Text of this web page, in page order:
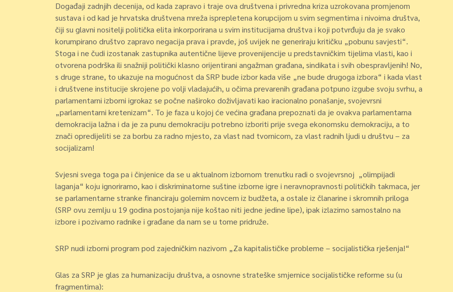
Događaji zadnjih decenija, od kada zapravo i traje ova društvena i privredna kriza uzrokovana promjenom
sustava i od kad je hrvatska društvena mreža isprepletena korupcijom u svim segmentima i nivoima društva,
čiji su glavni nositelji politička elita inkorporirana u svim institucijama društva i koji potvrđuju da je svako
korumpirano društvo zapravo negacija prava i pravde, još uvijek ne generiraju kritičku „pobunu savjesti“.
Stoga i ne čudi izostanak zastupnika autentične lijeve provenijencije u predstavničkim tijelima vlasti, kao i
otvorena podrška ili snažniji politički klasno orijentirani angažman građana, sindikata i svih obespravljenih! No,
s druge strane, to ukazuje na mogućnost da SRP bude izbor kada više „ne bude drugoga izbora“ i kada vlast
i društvene institucije skrojene po volji vladajućih, u očima prevarenih građana potpuno izgube svoju svrhu, a
parlamentarni izborni igrokaz se počne naširoko doživljavati kao iracionalno ponašanje, svojevrsni
„parlamentarni kretenizam“. To je faza u kojoj će većina građana prepoznati da je ovakva parlamentarna
demokracija lažna i da je za punu demokraciju potrebno izboriti prije svega ekonomsku demokraciju, a to
znači opredijeliti se za borbu za radno mjesto, za vlast nad tvornicom, za vlast radnih ljudi u društvu – za
socijalizam!
Svjesni svega toga pa i činjenice da se u aktualnom izbornom trenutku radi o svojevrsnoj „olimpijadi
laganja“ koju ignoriramo, kao i diskriminatorne suštine izborne igre i neravnopravnosti političkih takmaca, jer
se parlamentarne stranke financiraju golemim novcem iz budžeta, a ostale iz članarine i skromnih priloga
(SRP ovu zemlju u 19 godina postojanja nije koštao niti jedne jedine lipe), ipak izlazimo samostalno na
izbore i pozivamo radnike i građane da nam se u tome pridruže.
SRP nudi izborni program pod zajedničkim nazivom „Za kapitalističke probleme – socijalistička rješenja!“
Glas za SRP je glas za humanizaciju društva, a osnovne strateške smjernice socijalističke reforme su (u
fragmentima):